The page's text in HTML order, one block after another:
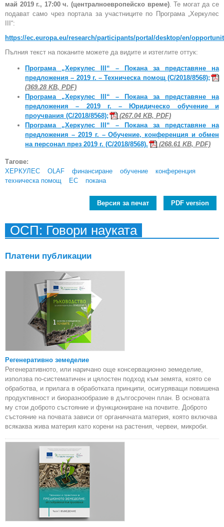
май 2019 г., 17:00 ч. (централноевропейско време). Те могат да се
подават само чрез портала за участниците по Програма „Херкулес
III“:
https://ec.europa.eu/research/participants/portal/desktop/en/
Пълния текст на поканите можете да видите и изтеглите оттук:
Програма „Херкулес III“ – Покана за представяне на
предложения – 2019 г. – Техническа помощ (С/2018/8568);
(369.28 KB, PDF)
Програма „Херкулес III“ – Покана за представяне на
предложения – 2019 г. – Юридическо обучение и
проучвания (C/2018/8568);
(267.04 KB, PDF)
Програма „Херкулес III“ – Покана за представяне на
предложения – 2019 г. – Обучение, конференция и обмен
на персонал през 2019 г. (C/2018/8568).
(268.61 KB, PDF)
Тагове:
ХЕРКУЛЕС
OLAF финансиране обучение
конференция
техническа помощ
ЕС покана
Версия за печат PDF version
ОСП: Говори науката
Платени публикации
Регенеративно земеделие
Регенеративното, или наричано още консервационно земеделие,
използва по-систематичен и цялостен подход към земята, която се
обработва, и прилага в обработката принципи, осигуряващи повишена
продуктивност и биоразнообразие в дългосрочен план. В основата
му стои доброто състояние и функциониране на почвите. Доброто
състояние на почвата зависи от органичната материя, която включва
всякаква жива материя като корени на растения, червеи, микроби.